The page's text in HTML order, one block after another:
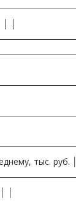
│
тыс. руб. │
│